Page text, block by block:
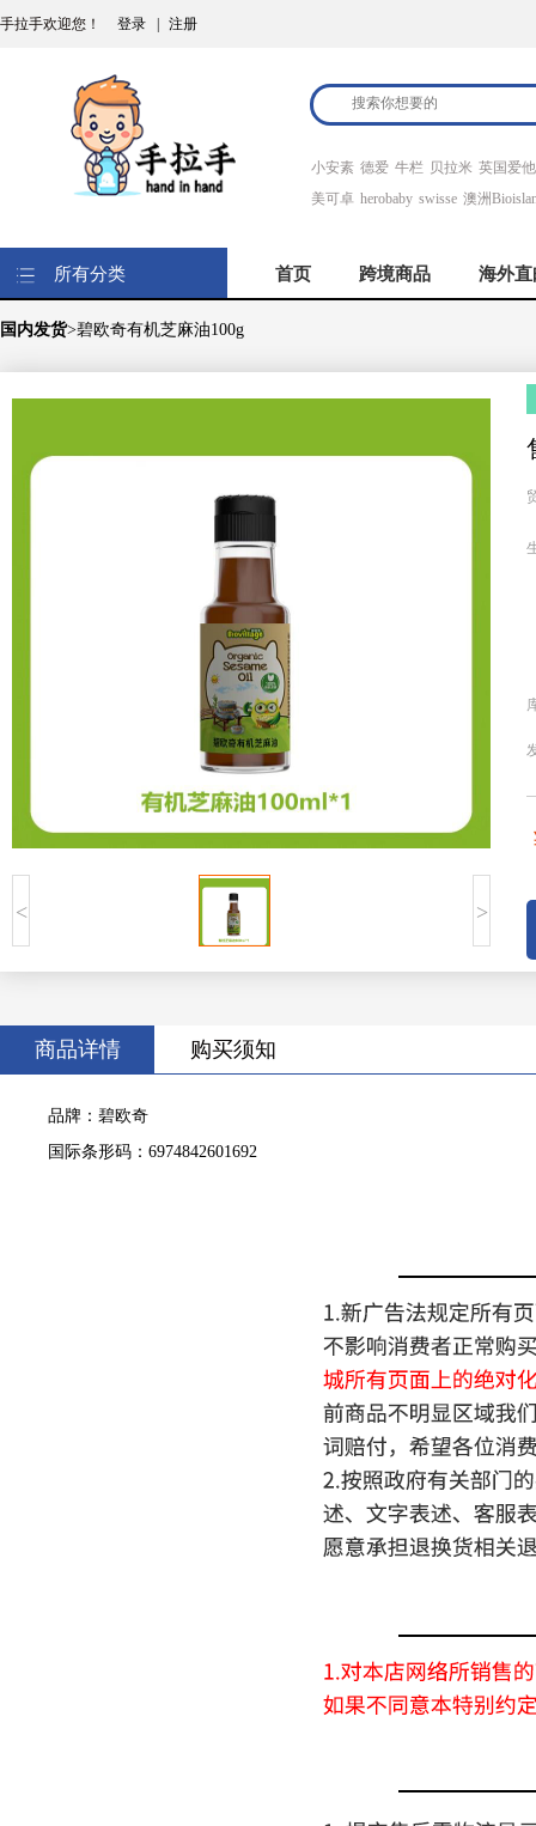
手拉手欢迎您！ 登录 注册
小安素 德爱 牛栏 贝拉米 英国爱
美可卓 herobaby swisse 澳洲
所有分类 首页 跨境商品 海外直
国内发货>碧欧奇有机芝麻油100g
< >
商品详情 购买须知
品牌：碧欧奇
国际条形码：6974842601692